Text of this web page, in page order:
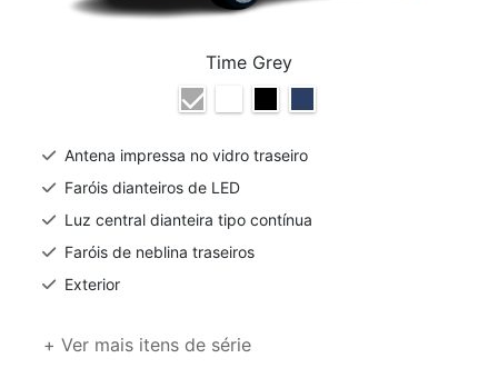
Time Grey
Antena impressa no vidro traseiro
Faróis dianteiros de LED
Luz central dianteira tipo contínua
Faróis de neblina traseiros
Exterior
+ Ver mais itens de série